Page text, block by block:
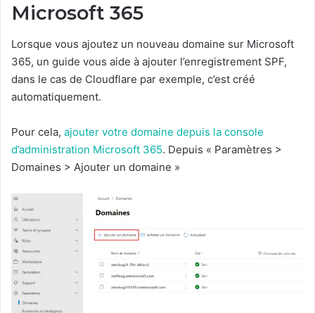
Microsoft 365
Lorsque vous ajoutez un nouveau domaine sur Microsoft
365, un guide vous aide à ajouter l’enregistrement SPF,
dans le cas de Cloudflare par exemple, c’est créé
automatiquement.
Pour cela, ajouter votre domaine depuis la console
d’administration Microsoft 365. Depuis « Paramètres >
Domaines > Ajouter un domaine »